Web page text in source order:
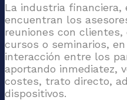
La industria financiera,
encuentran los
reuniones con
cursos o seminarios,
interacción entre los
aportando inmediatez,
costes, trato directo,
dispositivos.